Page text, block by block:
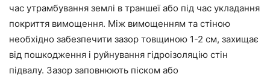
час утрамбування землі в траншеї або під час укладання
покриття вимощення. Між вимощенням та стіною
необхідно забезпечити зазор товщиною 1-2 см, захищає
від пошкодження і руйнування гідроізоляцію стін
підвалу. Зазор заповнюють піском або